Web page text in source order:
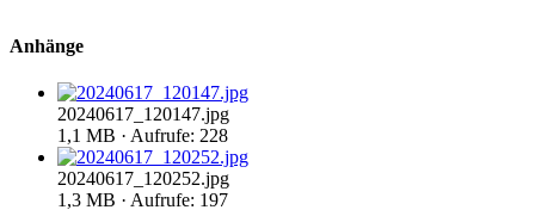
Anhänge
20240617_120147.jpg
1,1 MB · Aufrufe: 228
20240617_120252.jpg
1,3 MB · Aufrufe: 197